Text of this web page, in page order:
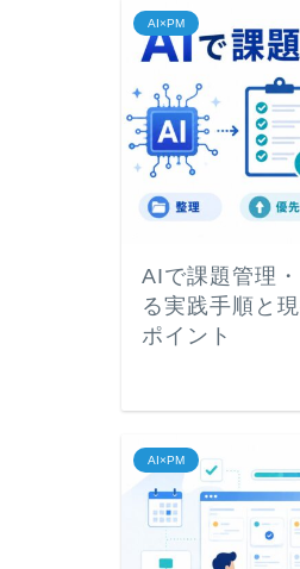
AI×PM
AIで課題管理
る実践手順と
ポイント
AI×PM